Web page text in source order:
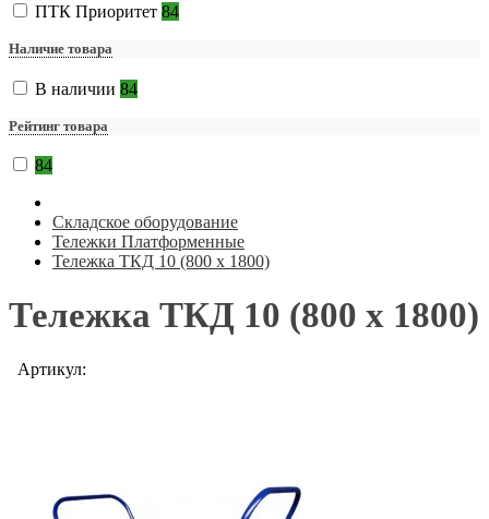
ПТК Приоритет 84
Наличие товара
В наличии 84
Рейтинг товара
84
Складское оборудование
Тележки Платформенные
Тележка ТКД 10 (800 х 1800)
Тележка ТКД 10 (800 х 1800)
Артикул: